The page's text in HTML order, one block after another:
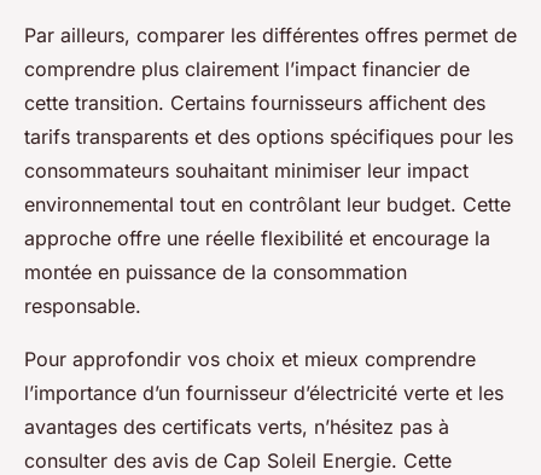
Par ailleurs, comparer les différentes offres permet de
comprendre plus clairement l’impact financier de
cette transition. Certains fournisseurs affichent des
tarifs transparents et des options spécifiques pour les
consommateurs souhaitant minimiser leur impact
environnemental tout en contrôlant leur budget. Cette
approche offre une réelle flexibilité et encourage la
montée en puissance de la consommation
responsable.
Pour approfondir vos choix et mieux comprendre
l’importance d’un fournisseur d’électricité verte et les
avantages des certificats verts, n’hésitez pas à
consulter des avis de Cap Soleil Energie. Cette